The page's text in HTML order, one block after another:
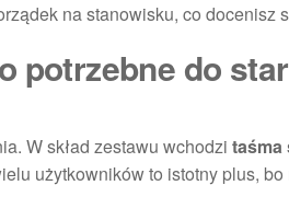
na stanowisku, co docenisz
potrzebne do
W skład zestawu wchodzi taśma
użytkowników to istotny plus,